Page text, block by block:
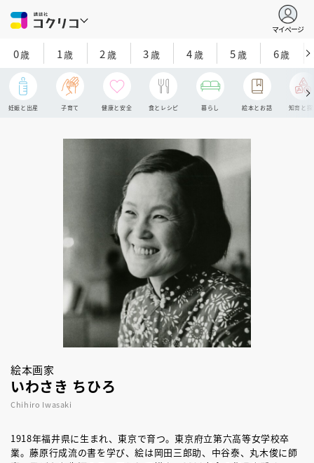
マイページ
0歳 1歳 2 歳 3歳 4歳 5歳 6歳
妊娠と出産 子育て 健康と安全 食とレシピ 暮らし 絵本とお話 知育と探
絵本画家
いわさき ちひろ
Chihiro Iwasaki
1918年福井県に生まれ、東京で育つ。東京府立第六高等女学校卒
業。藤原行成流の書を学び、絵は岡田三郎助、中谷泰、丸木俊に師